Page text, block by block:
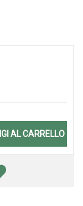
AL CARRELLO